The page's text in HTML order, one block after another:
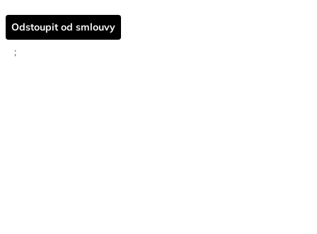
Odstoupit od smlouvy
;